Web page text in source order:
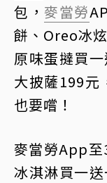
包， 麥當勞
餅、Oreo冰
原味蛋撻買
大披薩199元
也要嚐！
麥當勞App
冰淇淋買一